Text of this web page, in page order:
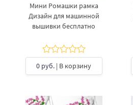
Мини Ромашки рамка
Дизайн для машинной
вышивки бесплатно
0 руб. | В корзину